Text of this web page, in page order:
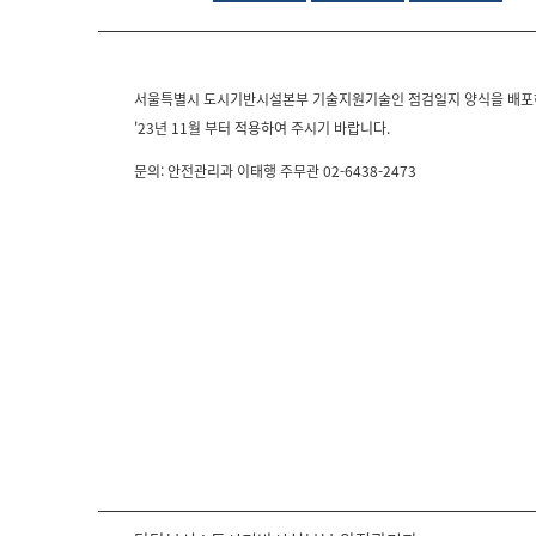
서울특별시 도시기반시설본부 기술지원기술인 점검일지 양식을 배
'23년 11월 부터 적용하여 주시기 바랍니다.
문의: 안전관리과 이태행 주무관 02-6438-2473